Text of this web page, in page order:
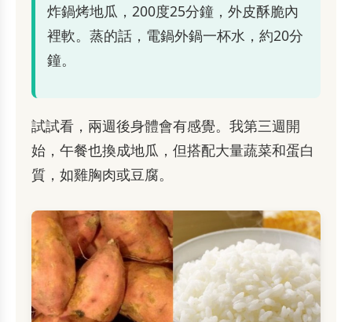
炸鍋烤地瓜，200度25分鐘，外皮酥脆內
裡軟。蒸的話，電鍋外鍋一杯水，約20分
鐘。
試試看，兩週後身體會有感覺。我第三週開
始，午餐也換成地瓜，但搭配大量蔬菜和蛋白
質，如雞胸肉或豆腐。